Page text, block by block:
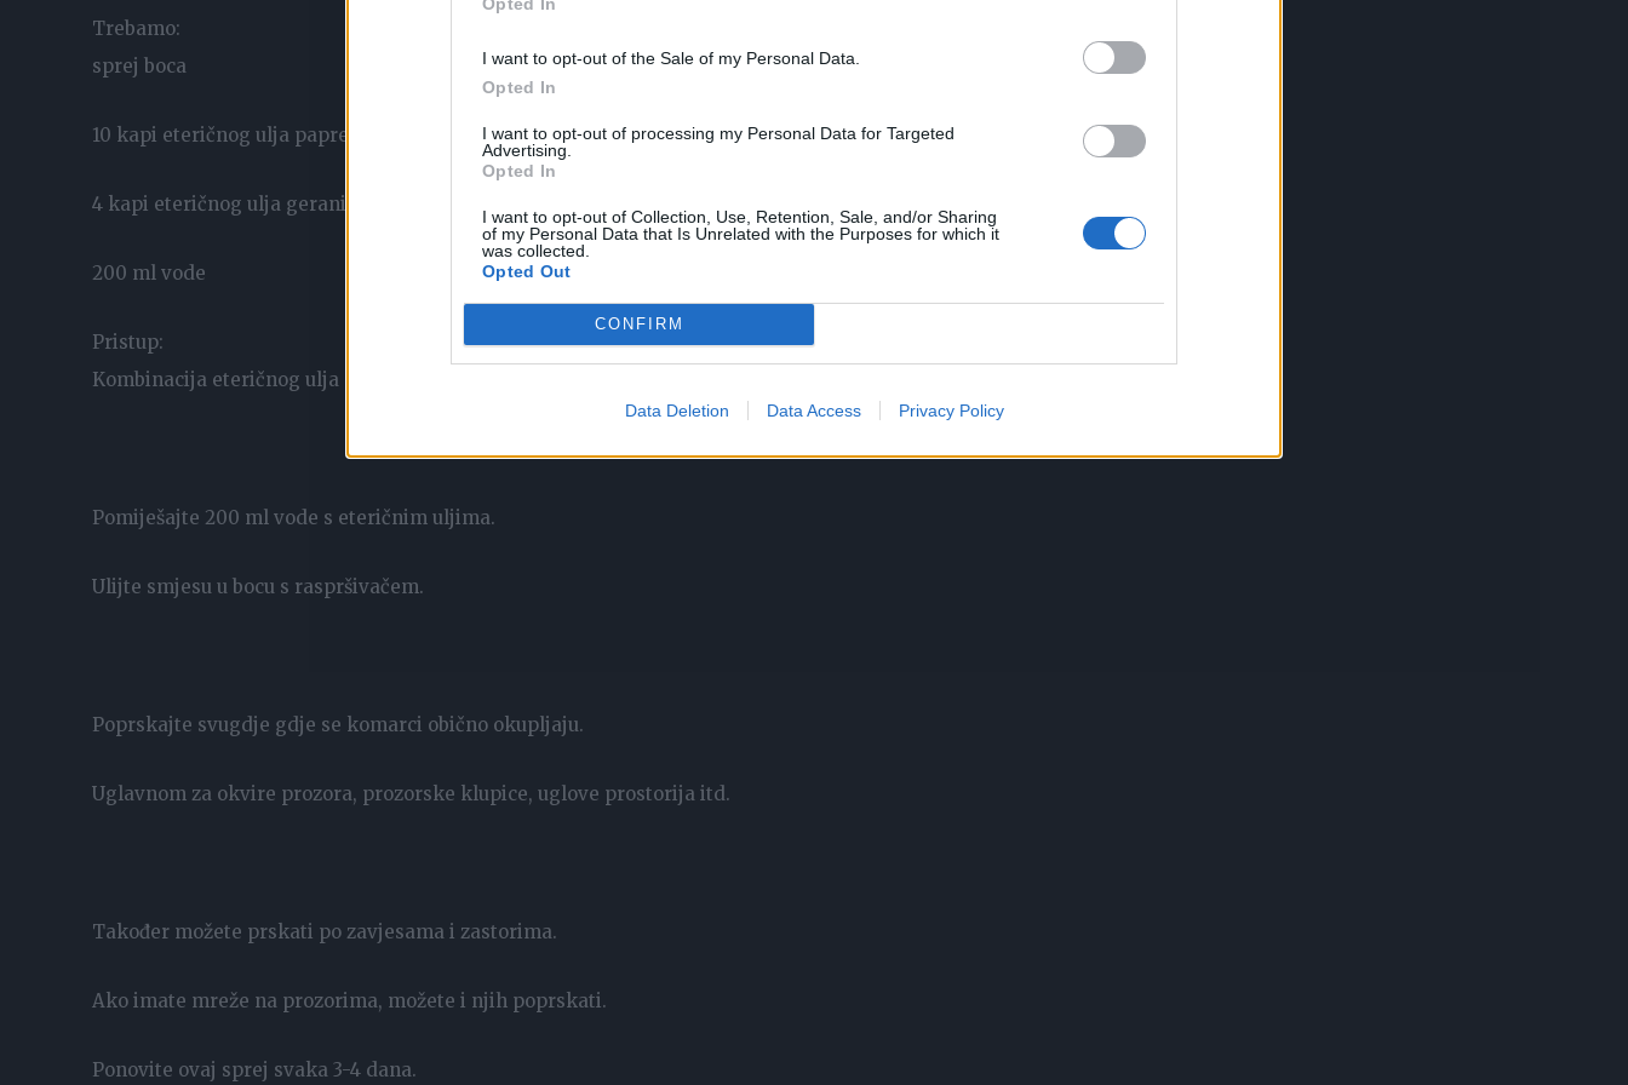
I want to opt-out of the Sale of my Personal Data.
Opted In
I want to opt-out of processing my Personal Data for Targeted
Advertising.
Opted In
I want to opt-out of Collection, Use, Retention, Sale, and/or Sharing
of my Personal Data that Is Unrelated with the Purposes for which it
was collected.
Opted Out
CONFIRM
Data Deletion Data Access Privacy Policy
Trebamo:
sprej boca
10 kapi eteričnog ulja paprene metvice
4 kapi eteričnog ulja geranija
200 ml vode
Pristup:
Kombinacija eteričnog ulja mente i geranija izravna je bomba protiv komaraca.
Pomiješajte 200 ml vode s eteričnim uljima.
Ulijte smjesu u bocu s raspršivačem.
Poprskajte svugdje gdje se komarci obično okupljaju.
Uglavnom za okvire prozora, prozorske klupice, uglove prostorija itd.
Također možete prskati po zavjesama i zastorima.
Ako imate mreže na prozorima, možete i njih poprskati.
Ponovite ovaj sprej svaka 3-4 dana.